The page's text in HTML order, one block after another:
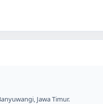
Jawa Timur.